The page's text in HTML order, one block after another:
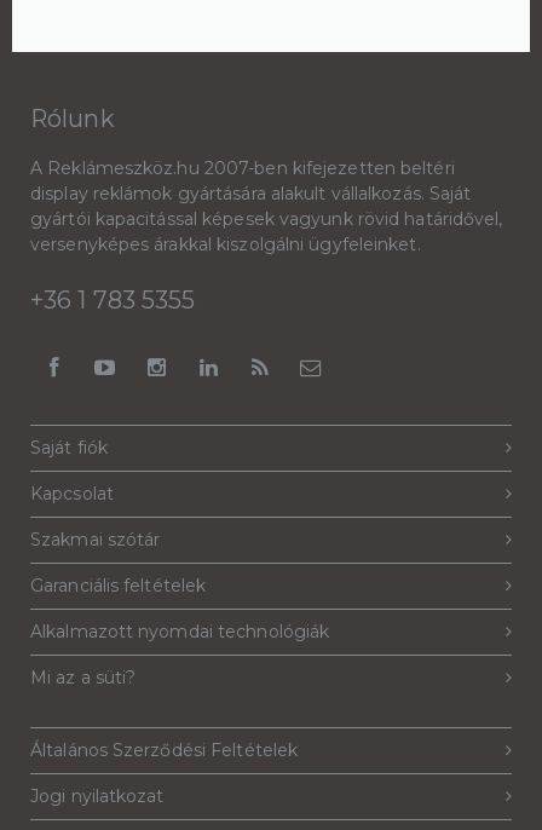
Rólunk
A Reklámeszköz.hu 2007-ben kifejezetten beltéri
display reklámok gyártására alakult vállalkozás. Saját
gyártói kapacitással képesek vagyunk rövid határidővel,
versenyképes árakkal kiszolgálni ügyfeleinket.
+36 1 783 5355
Saját fiók
Kapcsolat
Szakmai szótár
Garanciális feltételek
Alkalmazott nyomdai technológiák
Mi az a süti?
Általános Szerződési Feltételek
Jogi nyilatkozat